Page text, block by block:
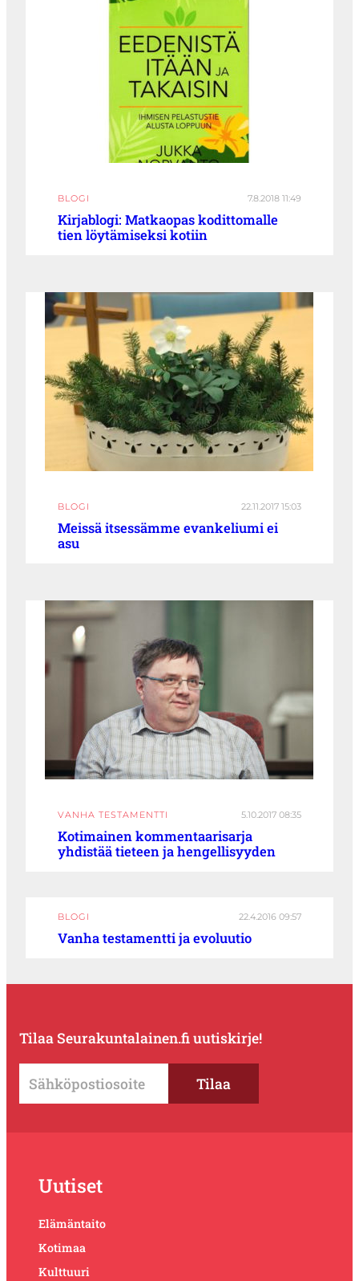
BLOGI 7.8.2018 11:49
Kirjablogi: Matkaopas kodittomalle
tien löytämiseksi kotiin
BLOGI 22.11.2017 15:03
Meissä itsessämme evankeliumi ei
asu
VANHA TESTAMENTTI 5.10.2017 08:35
Kotimainen kommentaarisarja
yhdistää tieteen ja hengellisyyden
BLOGI 22.4.2016 09:57
Vanha testamentti ja evoluutio
Tilaa Seurakuntalainen.fi uutiskirje!
Uutiset
Elämäntaito
Kotimaa
Kulttuuri